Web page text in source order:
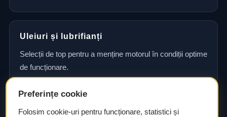
Uleiuri și lubrifianți
Selecții de top pentru a menține motorul în condiții optime
de funcționare.
Consultanță și asistență tehnică
Preferințe cookie
Folosim cookie-uri pentru funcționare, statistici și